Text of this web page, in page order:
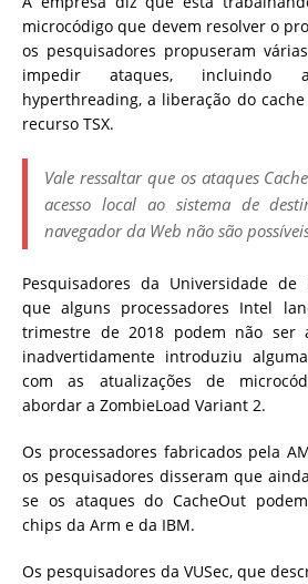
microcódigo que devem resolver o
os pesquisadores propuseram
impedir ataques, incluindo
hyperthreading, a liberação do
recurso TSX.
Vale ressaltar que os ataques
acesso local ao sistema de
navegador da Web não são
Pesquisadores da Universidade de
que alguns processadores Intel
trimestre de 2018 podem não ser
inadvertidamente introduziu
com as atualizações de
abordar a ZombieLoad Variant 2.
Os processadores fabricados pela
os pesquisadores disseram que
se os ataques do CacheOut
chips da Arm e da IBM.
Os pesquisadores da VUSec, que